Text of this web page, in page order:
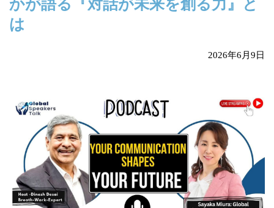
かが語る『対話が未来を創る力』と
は
2026年6月9日